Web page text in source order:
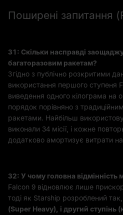
Поширені запитання
З1: Скільки насправді
багаторазовим ракетам?
Згідно з публічно розкритими
використання першого ступеня
виведення одного кілограма на
порядок порівняно з
ракетами. Найбільш
виконали 34 місії, і кожне
додатково амортизує витрати
З2: У чому головна відмінність
Falcon 9 відновлює лише
тоді як Starship розроблений
(Super Heavy), і другий ступінь